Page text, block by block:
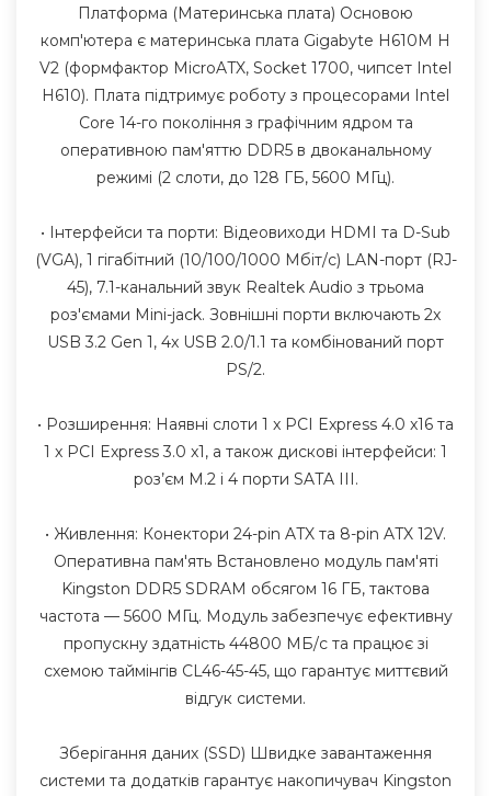
Платформа (Материнська плата) Основою
комп'ютера є материнська плата Gigabyte H610M H
V2 (формфактор MicroATX, Socket 1700, чипсет Intel
H610). Плата підтримує роботу з процесорами Intel
Core 14-го покоління з графічним ядром та
оперативною пам'яттю DDR5 в двоканальному
режимі (2 слоти, до 128 ГБ, 5600 МГц).
• Інтерфейси та порти: Відеовиходи HDMI та D-Sub
(VGA), 1 гігабітний (10/100/1000 Мбіт/с) LAN-порт (RJ-
45), 7.1-канальний звук Realtek Audio з трьома
роз'ємами Mini-jack. Зовнішні порти включають 2x
USB 3.2 Gen 1, 4x USB 2.0/1.1 та комбінований порт
PS/2.
• Розширення: Наявні слоти 1 x PCI Express 4.0 x16 та
1 x PCI Express 3.0 x1, а також дискові інтерфейси: 1
роз’єм M.2 і 4 порти SATA III.
• Живлення: Конектори 24-pin ATX та 8-pin ATX 12V.
Оперативна пам'ять Встановлено модуль пам'яті
Kingston DDR5 SDRAM обсягом 16 ГБ, тактова
частота — 5600 МГц. Модуль забезпечує ефективну
пропускну здатність 44800 МБ/с та працює зі
схемою таймінгів CL46-45-45, що гарантує миттєвий
відгук системи.
Зберігання даних (SSD) Швидке завантаження
системи та додатків гарантує накопичувач Kingston